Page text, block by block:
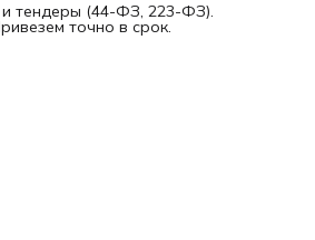
и тендеры (44-ФЗ, 223-ФЗ).
точно в срок.